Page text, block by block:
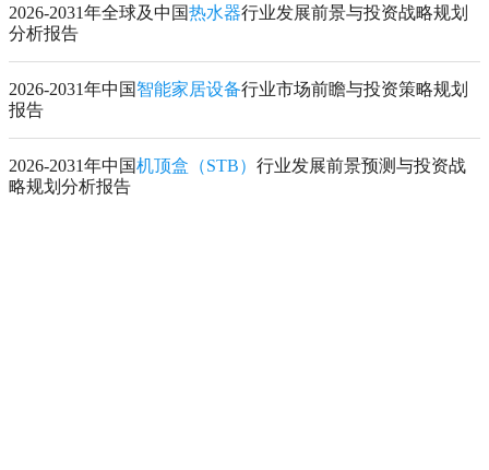
2026-2031年全球及中国热水器行业发展前景与投资战略规划
分析报告
2026-2031年中国 智能家居设备行业市场前瞻与投资策略规划
报告
2026-2031年中国机顶盒（STB） 行业发展前景预测与投资战
略规划分析报告